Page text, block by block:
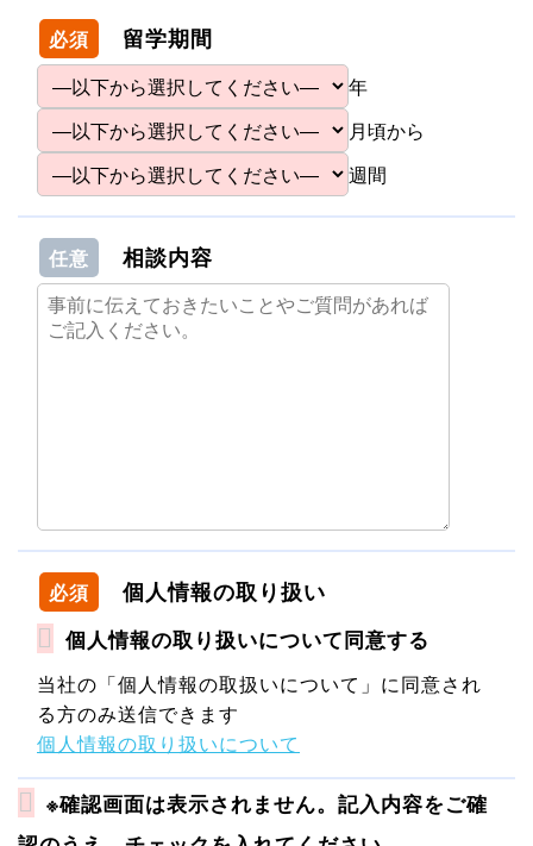
必須 留学期間
年
月頃から
週間
任意 相談内容
必須 個人情報の取り扱い
個人情報の取り扱いについて同意する
当社の「個人情報の取扱いについて」に同意され
る方のみ送信できます
個人情報の取り扱いについて
※確認画面は表示されません。記入内容をご確